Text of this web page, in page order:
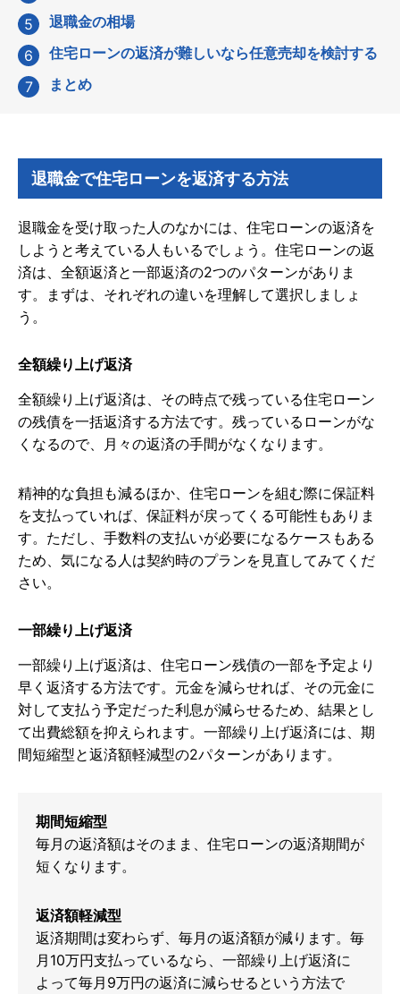
退職金の相場
住宅ローンの返済が難しいなら任意売却を検討する
まとめ
退職金で住宅ローンを返済する方法
退職金を受け取った人のなかには、住宅ローンの返済を
しようと考えている人もいるでしょう。住宅ローンの返
済は、全額返済と一部返済の2つのパターンがありま
す。まずは、それぞれの違いを理解して選択しましょ
う。
全額繰り上げ返済
全額繰り上げ返済は、その時点で残っている住宅ローン
の残債を一括返済する方法です。残っているローンがな
くなるので、月々の返済の手間がなくなります。
精神的な負担も減るほか、住宅ローンを組む際に保証料
を支払っていれば、保証料が戻ってくる可能性もありま
す。ただし、手数料の支払いが必要になるケースもある
ため、気になる人は契約時のプランを見直してみてくだ
さい。
一部繰り上げ返済
一部繰り上げ返済は、住宅ローン残債の一部を予定より
早く返済する方法です。元金を減らせれば、その元金に
対して支払う予定だった利息が減らせるため、結果とし
て出費総額を抑えられます。一部繰り上げ返済には、期
間短縮型と返済額軽減型の2パターンがあります。
期間短縮型
毎月の返済額はそのまま、住宅ローンの返済期間が
短くなります。
返済額軽減型
返済期間は変わらず、毎月の返済額が減ります。毎
月10万円支払っているなら、一部繰り上げ返済に
よって毎月9万円の返済に減らせるという方法で